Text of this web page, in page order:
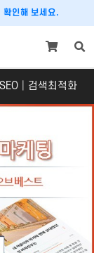
확인해 보세요.
SEO│검색최적화
│지도
카오맵
켓